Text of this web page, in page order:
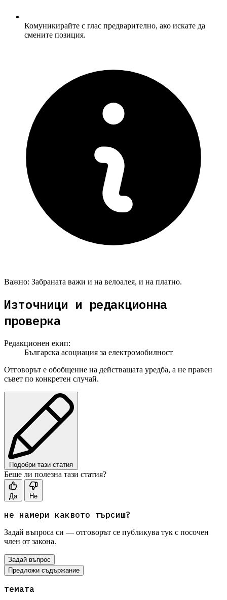
Комуникирайте с глас предварително, ако искате да
смените позиция.
Важно: Забраната важи и на велоалея, и на платно.
Източници и редакционна
проверка
Редакционен екип:
Българска асоциация за електромобилност
Отговорът е обобщение на действащата уредба, а не правен
съвет по конкретен случай.
Подобри тази статия
Беше ли полезна тази статия?
Да Не
не намери каквото търсиш?
Задай въпроса си — отговорът се публикува тук с посочен
член от закона.
Задай въпрос
Предложи съдържание
темата